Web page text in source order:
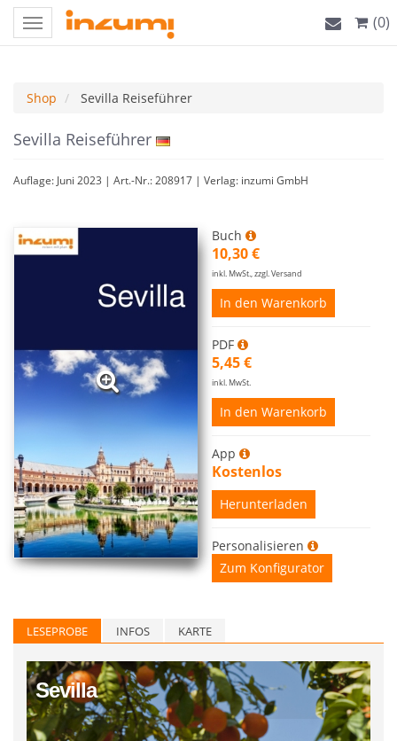
Toggle
navigation
(0)
Shop Sevilla Reiseführer
Sevilla Reiseführer
Auflage: Juni 2023 | Art.-Nr.: 208917 | Verlag: inzumi GmbH
Buch
10,30 €
inkl. MwSt., zzgl. Versand
In den Warenkorb
PDF
5,45 €
inkl. MwSt.
In den Warenkorb
App
Kostenlos
Herunterladen
Personalisieren
Zum Konfigurator
LESEPROBE INFOS KARTE
Sevilla